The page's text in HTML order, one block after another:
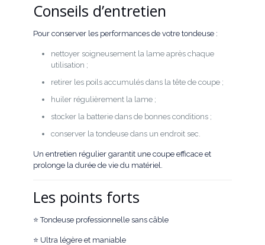
Conseils d’entretien
Pour conserver les performances de votre tondeuse :
nettoyer soigneusement la lame après chaque
utilisation ;
retirer les poils accumulés dans la tête de coupe ;
huiler régulièrement la lame ;
stocker la batterie dans de bonnes conditions ;
conserver la tondeuse dans un endroit sec.
Un entretien régulier garantit une coupe efficace et
prolonge la durée de vie du matériel.
Les points forts
⭐ Tondeuse professionnelle sans câble
⭐ Ultra légère et maniable